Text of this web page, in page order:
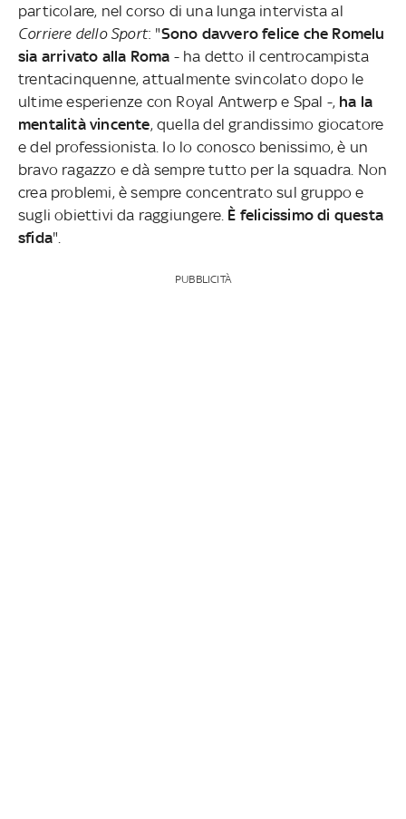
particolare, nel corso di una lunga intervista al
Corriere dello Sport: "Sono davvero felice che Romelu
sia arrivato alla Roma - ha detto il centrocampista
trentacinquenne, attualmente svincolato dopo le
ultime esperienze con Royal Antwerp e Spal -, ha la
mentalità vincente, quella del grandissimo giocatore
e del professionista. Io lo conosco benissimo, è un
bravo ragazzo e dà sempre tutto per la squadra. Non
crea problemi, è sempre concentrato sul gruppo e
sugli obiettivi da raggiungere. È felicissimo di questa
sfida".
PUBBLICITÀ